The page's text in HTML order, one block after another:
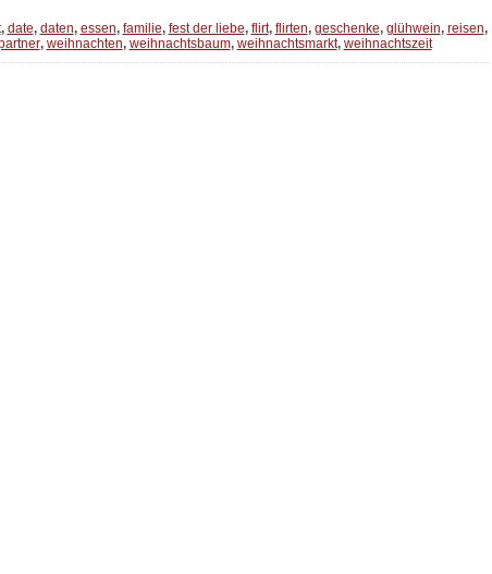
, date, daten, essen, familie, fest der liebe, flirt, flirten, geschenke, glühwein, reisen,
, weihnachten, weihnachtsbaum, weihnachtsmarkt, weihnachtszeit